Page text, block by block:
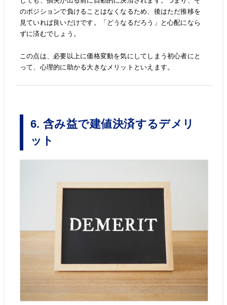
のポジションで負けることはなくなるため、後はただ推移を
見ていれば良いだけです。「どうなるだろう」と心配になら
ずに済むでしょう。
この点は、必要以上に価格変動を気にしてしまう初心者にと
って、心理的に助かる大きなメリットといえます。
6. 含み益で建値決済するデメリ
ット